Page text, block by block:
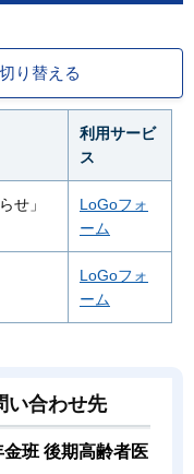
り替える
利用サービ
ス
せ」
LoGoフォ
ーム
LoGoフォ
ーム
い合わせ先
班 後期高齢者医